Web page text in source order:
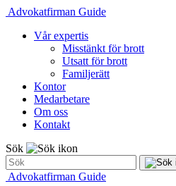
Advokatfirman Guide
Vår expertis
Misstänkt för brott
Utsatt för brott
Familjerätt
Kontor
Medarbetare
Om oss
Kontakt
Sök
Advokatfirman Guide